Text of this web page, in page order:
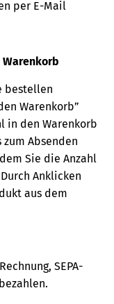
per E-Mail
bestellen
Warenkorb”
in den Warenkorb
Absenden
Sie die Anzahl
Anklicken
aus dem
SEPA-